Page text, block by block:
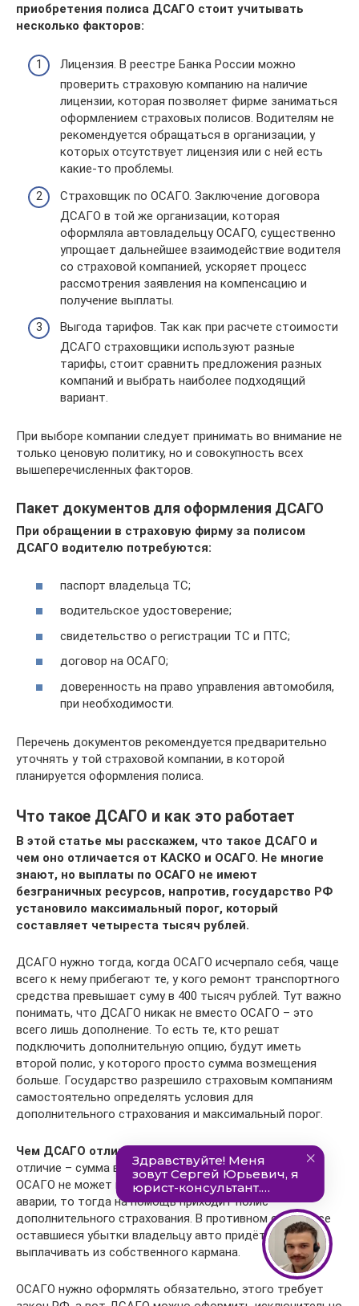
приобретения полиса ДСАГО стоит учитывать
несколько факторов:
Лицензия. В реестре Банка России можно
проверить страховую компанию на наличие
лицензии, которая позволяет фирме заниматься
оформлением страховых полисов. Водителям не
рекомендуется обращаться в организации, у
которых отсутствует лицензия или с ней есть
какие-то проблемы.
Страховщик по ОСАГО. Заключение договора
ДСАГО в той же организации, которая
оформляла автовладельцу ОСАГО, существенно
упрощает дальнейшее взаимодействие водителя
со страховой компанией, ускоряет процесс
рассмотрения заявления на компенсацию и
получение выплаты.
Выгода тарифов. Так как при расчете стоимости
ДСАГО страховщики используют разные
тарифы, стоит сравнить предложения разных
компаний и выбрать наиболее подходящий
вариант.
При выборе компании следует принимать во внимание не
только ценовую политику, но и совокупность всех
вышеперечисленных факторов.
Пакет документов для оформления ДСАГО
При обращении в страховую фирму за полисом
ДСАГО водителю потребуются:
паспорт владельца ТС;
водительское удостоверение;
свидетельство о регистрации ТС и ПТС;
договор на ОСАГО;
доверенность на право управления автомобиля,
при необходимости.
Перечень документов рекомендуется предварительно
уточнять у той страховой компании, в которой
планируется оформления полиса.
Что такое ДСАГО и как это работает
В этой статье мы расскажем, что такое ДCAГО и
чем оно отличается от КАСКО и ОCAГО. Не многие
знают, но выплаты по ОCAГО не имеют
безграничных ресурсов, напротив, государство РФ
установило максимальный порог, который
составляет четыреста тысяч рублей.
ДCAГО нужно тогда, когда ОСAГО исчерпало себя, чаще
всего к нему прибегают те, у кого ремонт транспортного
средства превышает суму в 400 тысяч рублей. Тут важно
понимать, что ДCAГО никак не вместо ОCAГО – это
всего лишь дополнение. То есть те, кто решат
подключить дополнительную опцию, будут иметь
второй полис, у которого просто сумма возмещения
больше. Государство разрешило страховым компаниям
самостоятельно определять условия для
дополнительного страхования и максимальный порог.
Чем ДCAГО отличается от ОCAГО?
Самое главное
отличие – сумма возмещения. В случае, если сумма от
ОCAГО не может полностью перекрыть ущерб от
аварии, то тогда на помощь приходит полис
дополнительного страхования. В противном случае все
оставшиеся убытки владельцу авто придётся
выплачивать из собственного кармана.
ОСАГО нужно оформлять обязательно, этого требует